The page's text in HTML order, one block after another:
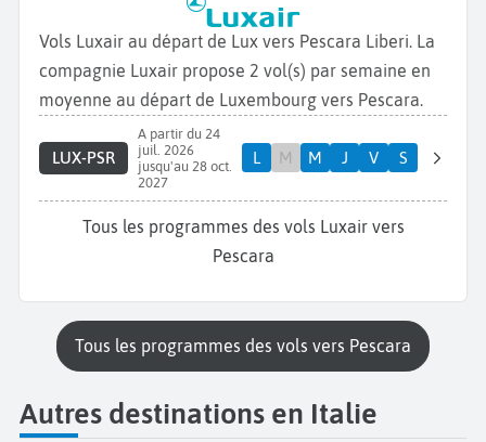
Vols Luxair au départ de Lux vers Pescara Liberi. La
compagnie Luxair propose 2 vol(s) par semaine en
moyenne au départ de Luxembourg vers Pescara.
LUX-PSR
A partir du 24
juil. 2026
jusqu'au 28 oct.
2027
L M M J V S
Tous les programmes des vols Luxair vers
Pescara
Tous les programmes des vols vers Pescara
Autres destinations en Italie